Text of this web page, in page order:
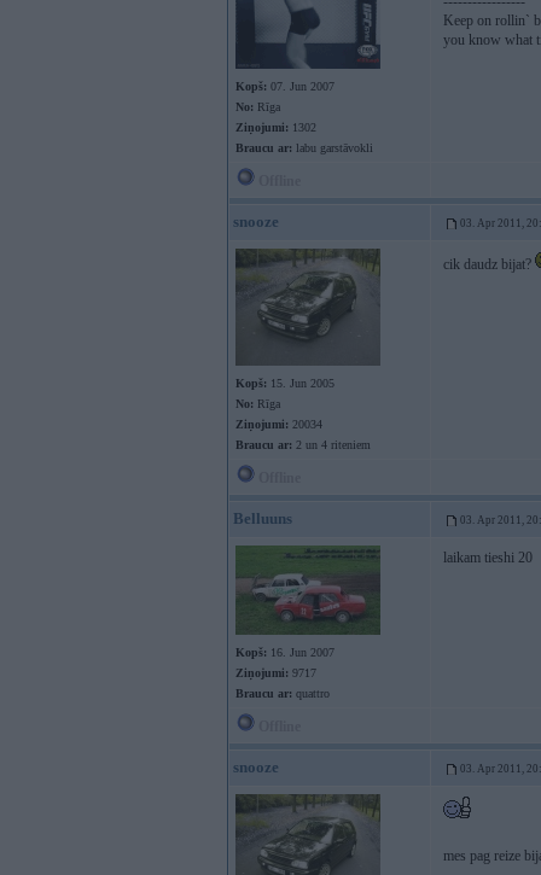
Kopš: 07. Jun 2007
No: Rīga
Ziņojumi: 1302
Braucu ar: labu garstāvokli
Keep on rollin`
you know what
snooze 03. Apr 2011,
Kopš: 15. Jun 2005
No: Rīga
Ziņojumi: 20034
Braucu ar: 2 un 4 riteniem
cik daudz bijat?
Belluuns 03. Apr 2011,
Kopš: 16. Jun 2007
Ziņojumi: 9717
Braucu ar: quattro
laikam tieshi 20
snooze 03. Apr 2011,
mes pag reize